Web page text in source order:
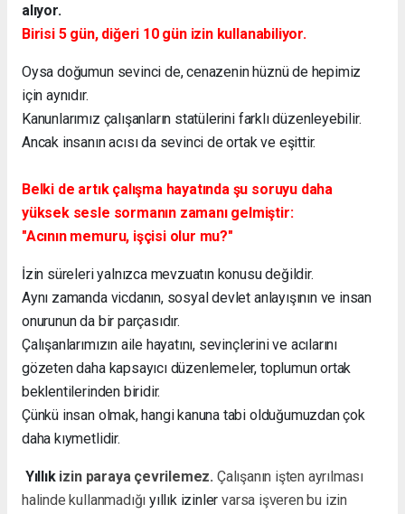
alıyor.
Birisi 5 gün, diğeri 10 gün izin kullanabiliyor.
Oysa doğumun sevinci de, cenazenin hüznü de hepimiz
için aynıdır.
Kanunlarımız çalışanların statülerini farklı düzenleyebilir.
Ancak insanın acısı da sevinci de ortak ve eşittir.
Belki de artık çalışma hayatında şu soruyu daha
yüksek sesle sormanın zamanı gelmiştir:
"Acının memuru, işçisi olur mu?"
İzin süreleri yalnızca mevzuatın konusu değildir.
Aynı zamanda vicdanın, sosyal devlet anlayışının ve insan
onurunun da bir parçasıdır.
Çalışanlarımızın aile hayatını, sevinçlerini ve acılarını
gözeten daha kapsayıcı düzenlemeler, toplumun ortak
beklentilerinden biridir.
Çünkü insan olmak, hangi kanuna tabi olduğumuzdan çok
daha kıymetlidir.
Yıllıkizin paraya çevrilemez. Çalışanın işten ayrılması
halinde kullanmadığı yıllık izinler varsa işveren bu izin